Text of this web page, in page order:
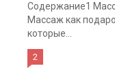
Содержание1
Массаж как
которые...
2